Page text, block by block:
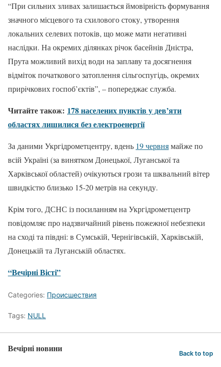
“При сильних зливах залишається ймовірність формування
значного місцевого та схилового стоку, утворення
локальних селевих потоків, що може мати негативні
наслідки. На окремих ділянках річок басейнів Дністра,
Прута можливий вихiд води на заплаву та досягнення
відміток початкового затоплення сільгоспугідь, окремих
прирiчкових госпоб’єктiв”, – попереджає служба.
Читайте також: 178 населених пунктів у дев’яти
областях лишилися без електроенергії
За даними Укргідрометцентру, вдень 19 червнямайже по
всій Україні (за винятком Донецької, Луганської та
Харківської областей) очікуються грози та шквальний вітер
швидкістю близько 15-20 метрів на секунду.
Крім того, ДСНС із посиланням на Укргідрометцентр
повідомляє про надзвичайний рівень пожежної небезпеки
на сході та півдні: в Сумській, Чернігівській, Харківській,
Донецькій та Луганській областях.
“Вечірні Вісті”
Categories: Происшествия
Tags: NULL
Вечірні новини Back to top